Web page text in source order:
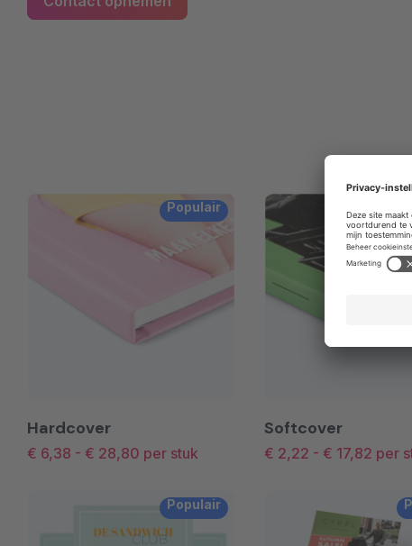
Hardcover
Populair
€ 6,38 - € 28,80 per stuk
Softcover
€ 2,22 - € 17,82 per
Populair